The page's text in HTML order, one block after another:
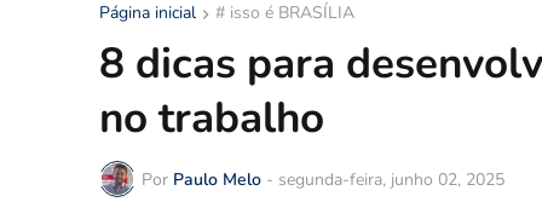
Página inicial # isso é BRASÍLIA
8 dicas para
no trabalho
Por Paulo Melo - segunda-feira, junho 02, 2025